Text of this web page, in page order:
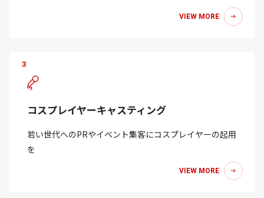
VIEW MORE
3
コスプレイヤーキャスティング
若い世代へのPRやイベント集客にコスプレイヤーの起用
を
VIEW MORE